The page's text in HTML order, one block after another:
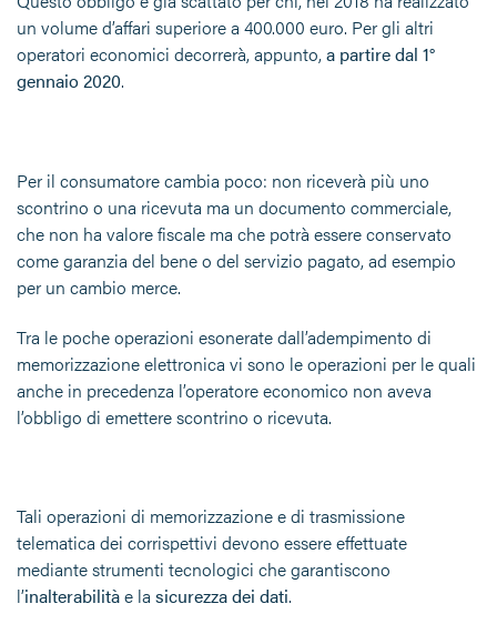
un volume d’affari superiore a 400.000 euro. Per gli altri
operatori economici decorrerà, appunto,a partire dal 1°
gennaio 2020.
Per il consumatore cambia poco: non riceverà più uno
scontrino o una ricevuta ma un documento commerciale,
che non ha valore fiscale ma che potrà essere conservato
come garanzia del bene o del servizio pagato, ad esempio
per un cambio merce.
Tra le poche operazioni esonerate dall’adempimento di
memorizzazione elettronica vi sono le operazioni per le quali
anche in precedenza l’operatore economico non aveva
l’obbligo di emettere scontrino o ricevuta.
Tali operazioni di memorizzazione e di trasmissione
telematica dei corrispettivi devono essere effettuate
mediante strumenti tecnologici che garantiscono
l’inalterabilitàe la sicurezza dei dati.